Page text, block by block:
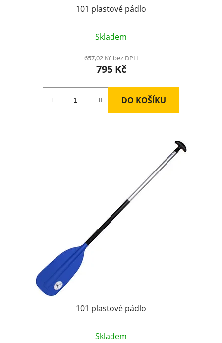
101 plastové pádlo
Skladem
657,02 Kč bez DPH
795 Kč
DO KOŠÍKU
101 plastové pádlo
Skladem